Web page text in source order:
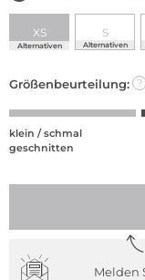
XS
Alternativen
S
Alternativen
Größenbeurteilung: ?
klein / schmal
geschnitten
Melden